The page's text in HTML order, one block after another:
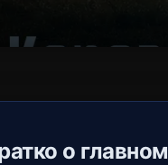
о главном